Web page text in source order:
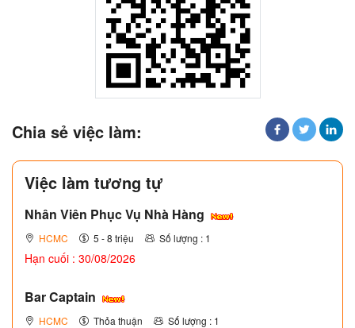
Chia sẻ việc làm:
Việc làm tương tự
Nhân Viên Phục Vụ Nhà Hàng
HCMC 5 - 8 triệu Số lượng : 1
Hạn cuối : 30/08/2026
Bar Captain
HCMC Thỏa thuận Số lượng : 1